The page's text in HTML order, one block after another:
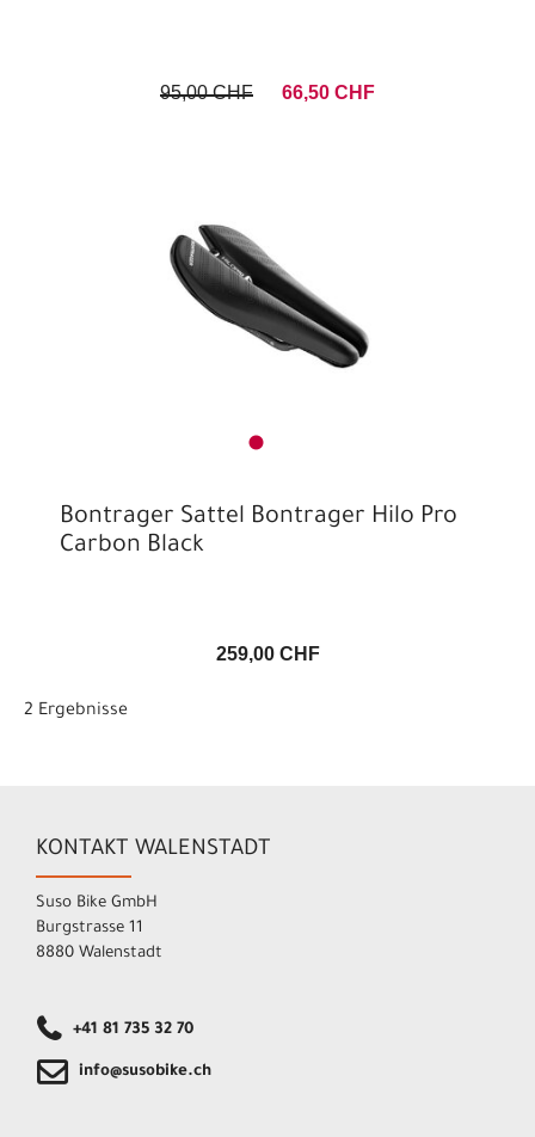
95,00 CHF 66,50 CHF
Bontrager Sattel Bontrager Hilo Pro
Carbon Black
259,00 CHF
2 Ergebnisse
KONTAKT WALENSTADT
Suso Bike GmbH
Burgstrasse 11
8880 Walenstadt
+41 81 735 32 70
info@susobike.ch